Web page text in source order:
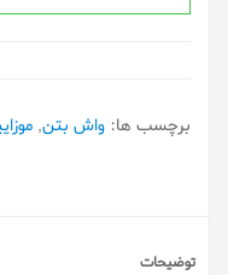
برچسب ها: واش بتن,
توضیحات